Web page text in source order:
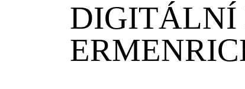
DIGITÁLNÍ